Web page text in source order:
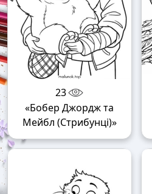
23
«Бобер Джордж та
Мейбл (Стрибунці)»